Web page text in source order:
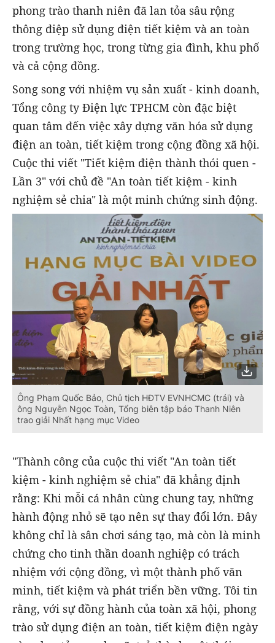
phong trào thanh niên đã lan tỏa sâu rộng
thông điệp sử dụng điện tiết kiệm và an toàn
trong trường học, trong từng gia đình, khu phố
và cả cộng đồng.
Song song với nhiệm vụ sản xuất - kinh doanh,
Tổng công ty Điện lực TPHCM còn đặc biệt
quan tâm đến việc xây dựng văn hóa sử dụng
điện an toàn, tiết kiệm trong cộng đồng xã hội.
Cuộc thi viết "Tiết kiệm điện thành thói quen -
Lần 3" với chủ đề "An toàn tiết kiệm - kinh
nghiệm sẻ chia" là một minh chứng sinh động.
Ông Phạm Quốc Bảo, Chủ tịch HĐTV EVNHCMC (trái) và
ông Nguyễn Ngọc Toàn, Tổng biên tập báo Thanh Niên
trao giải Nhất hạng mục Video
"Thành công của cuộc thi viết "An toàn tiết
kiệm - kinh nghiệm sẻ chia" đã khẳng định
rằng: Khi mỗi cá nhân cùng chung tay, những
hành động nhỏ sẽ tạo nên sự thay đổi lớn. Đây
không chỉ là sân chơi sáng tạo, mà còn là minh
chứng cho tinh thần doanh nghiệp có trách
nhiệm với cộng đồng, vì một thành phố văn
minh, tiết kiệm và phát triển bền vững. Tôi tin
rằng, với sự đồng hành của toàn xã hội, phong
trào sử dụng điện an toàn, tiết kiệm điện ngày